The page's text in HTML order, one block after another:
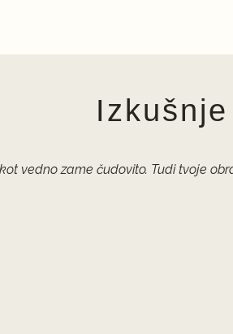
vedno zame čudovito. Tudi tvoje